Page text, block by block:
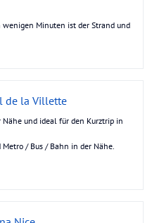
Minuten ist der Strand und
de la Villette
und ideal für den Kurztrip in
/ Bus / Bahn in der Nähe.